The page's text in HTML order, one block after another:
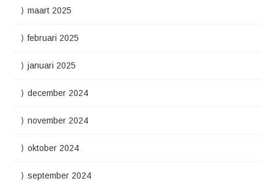
maart 2025
februari 2025
januari 2025
december 2024
november 2024
oktober 2024
september 2024